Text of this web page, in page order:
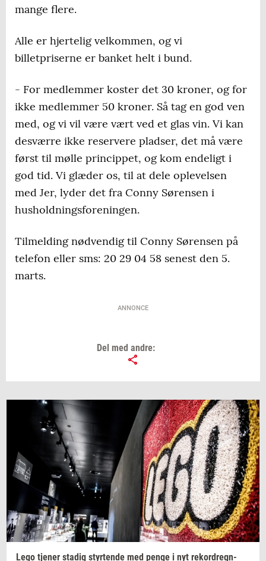
mange flere.
Alle er hjertelig velkommen, og vi
billetpriserne er banket helt i bund.
- For medlemmer koster det 30 kroner, og for
ikke medlemmer 50 kroner. Så tag en god ven
med, og vi vil være vært ved et glas vin. Vi kan
desværre ikke reservere pladser, det må være
først til mølle princippet, og kom endeligt i
god tid. Vi glæder os, til at dele oplevelsen
med Jer, lyder det fra Conny Sørensen i
husholdningsforeningen.
Tilmelding nødvendig til Conny Sørensen på
telefon eller sms: 20 29 04 58 senest den 5.
marts.
ANNONCE
Del med andre:
Lego tje­ner sta­dig styr­ten­de med penge i nyt re­kor­dregn­